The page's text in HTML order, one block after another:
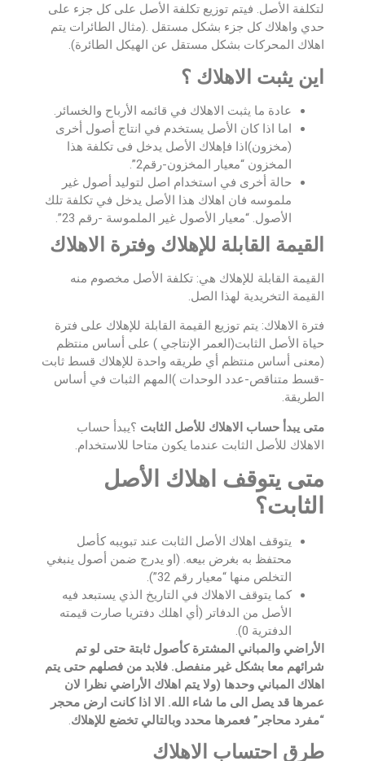
لتكلفة الأصل. فيتم توزيع تكلفة الأصل على كل جزء على
حدي واهلاك كل جزء بشكل مستقل .(مثال الطائرات يتم
اهلاك المحركات بشكل مستقل عن الهيكل الطائرة).
اين يثبت الاهلاك ؟
عادة ما يثبت الاهلاك في قائمه الأرباح والخسائر.
اما اذا كان الأصل يستخدم في انتاج أصول أخرى
(مخزون)اذا فإهلاك الأصل يدخل فى تكلفة هذا
المخزون “معيار المخزون-رقم2”.
حالة أخرى في استخدام اصل لتوليد أصول غير
ملموسه فان اهلاك هذا الأصل يدخل في تكلفة تلك
الأصول. “معيار الأصول غير الملموسة -رقم 23”.
القيمة القابلة للإهلاك وفترة الاهلاك
القيمة القابلة للإهلاك هي: تكلفة الأصل مخصوم منه
القيمة التخريدية لهذا الصل.
فترة الاهلاك: يتم توزيع القيمة القابلة للإهلاك على فترة
حياة الأصل الثابت(العمر الإنتاجي ) على أساس منتظم
(معنى أساس منتظم أي طريقه واحدة للإهلاك قسط ثابت
-قسط متناقص-عدد الوحدات )المهم الثبات في أساس
الطريقة.
متى يبدأ حساب الاهلاك للأصل الثابت ؟يبدأ حساب
الاهلاك للأصل الثابت عندما يكون متاحا للاستخدام.
متى يتوقف اهلاك الأصل
الثابت؟
يتوقف اهلاك الأصل الثابت عند تبويبه كأصل
محتفظ به بغرض بيعه. (او يدرج ضمن أصول ينبغي
التخلص منها “معيار رقم 32”).
كما يتوقف الاهلاك في التاريخ الذي يستبعد فيه
الأصل من الدفاتر (أي اهلك دفتريا صارت قيمته
الدفترية 0).
الأراضي والمباني المشترة كأصول ثابتة حتى لو تم
شرائهم معا بشكل غير منفصل. فلابد من فصلهم حتى يتم
اهلاك المباني وحدها (ولا يتم اهلاك الأراضي نظرا لان
عمرها قد يصل الى ما شاء الله. الا اذا كانت ارض محجر
“مفرد محاجر” فعمرها محدد وبالتالي تخضع للإهلاك.
طرق احتساب الاهلاك